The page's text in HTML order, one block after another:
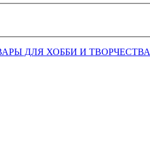
ДЛЯ ХОББИ И ТВОРЧЕСТВА